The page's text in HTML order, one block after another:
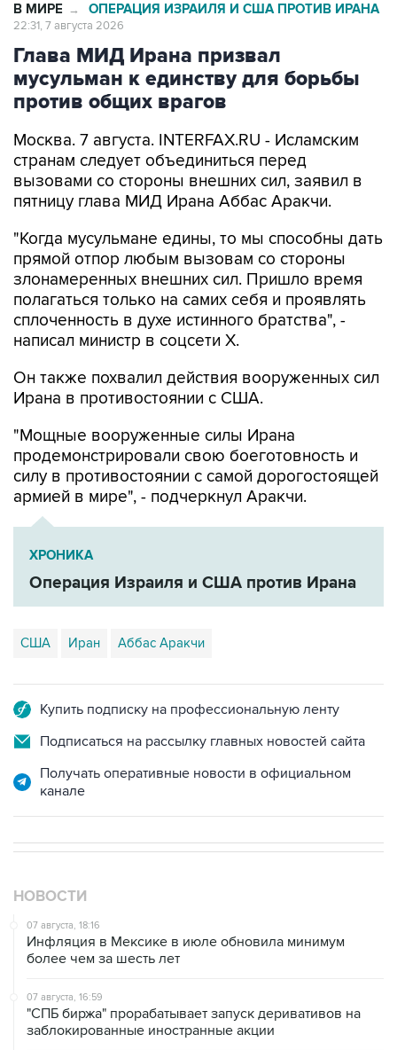
В МИРЕ → ОПЕРАЦИЯ ИЗРАИЛЯ И США ПРОТИВ ИРАНА
22:31, 7 августа 2026
Глава МИД Ирана призвал
мусульман к единству для борьбы
против общих врагов
Москва. 7 августа. INTERFAX.RU - Исламским
странам следует объединиться перед
вызовами со стороны внешних сил, заявил в
пятницу глава МИД Ирана Аббас Аракчи.
"Когда мусульмане едины, то мы способны дать
прямой отпор любым вызовам со стороны
злонамеренных внешних сил. Пришло время
полагаться только на самих себя и проявлять
сплоченность в духе истинного братства", -
написал министр в соцсети Х.
Он также похвалил действия вооруженных сил
Ирана в противостоянии с США.
"Мощные вооруженные силы Ирана
продемонстрировали свою боеготовность и
силу в противостоянии с самой дорогостоящей
армией в мире", - подчеркнул Аракчи.
ХРОНИКА
Операция Израиля и США против Ирана
США Иран Аббас Аракчи
Купить подписку на профессиональную ленту
Подписаться на рассылку главных новостей сайта
Получать оперативные новости в официальном
канале
НОВОСТИ
07 августа, 18:16
Инфляция в Мексике в июле обновила минимум
более чем за шесть лет
07 августа, 16:59
"СПБ биржа" прорабатывает запуск деривативов на
заблокированные иностранные акции